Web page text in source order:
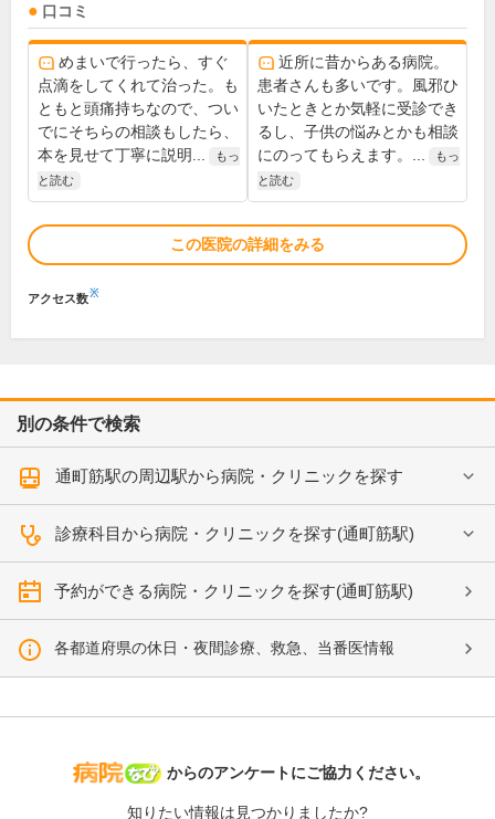
口コミ
めまいで行ったら、すぐ
点滴をしてくれて治った。も
ともと頭痛持ちなので、つい
でにそちらの相談もしたら、
本を見せて丁寧に説明...
もっ
と読む
近所に昔からある病院。
患者さんも多いです。風邪ひ
いたときとか気軽に受診でき
るし、子供の悩みとかも相談
にのってもらえます。...
もっ
と読む
この医院の詳細をみる
アクセス数※
別の条件で検索
通町筋駅の周辺駅から病院・クリニックを探す
診療科目から病院・クリニックを探す(通町筋駅)
予約ができる病院・クリニックを探す(通町筋駅)
各都道府県の休日・夜間診療、救急、当番医情報
病院なび
からのアンケートにご協力ください。
知りたい情報は見つかりましたか?